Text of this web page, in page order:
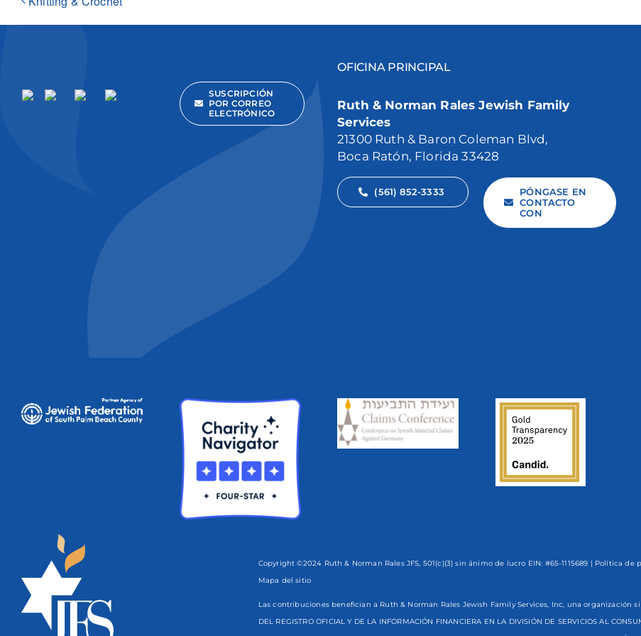
SUSCRIPCIÓN
POR CORREO
ELECTRÓNICO
OFICINA PRINCIPAL
Ruth & Norman Rales Jewish Family
Services
21300 Ruth & Baron Coleman Blvd,
Boca Ratón, Florida 33428
(561) 852-3333
PÓNGASE EN
CONTACTO
CON
Copyright ©2024 Ruth & Norman Rales JFS, 501(c)(3) sin ánimo de lucro EIN: #65-1115689 | Política de
Mapa del sitio
Las contribuciones benefician a Ruth & Norman Rales Jewish Family Services, Inc, una organización
DEL REGISTRO OFICIAL Y DE LA INFORMACIÓN FINANCIERA EN LA DIVISIÓN DE SERVICIOS AL